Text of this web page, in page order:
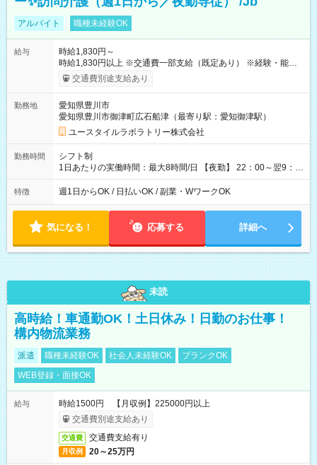
アルバイト 職種未経験OK
給与
時給1,830円～
時給1,830円以上 ※交通費一部支給（既定あり） ※経験・能力を
考慮して決定します 【収入例】 週1回勤務の場合：1,830円×8時
間×4回=5万8,560円 週3回勤務の場合：1,830円×8時間×12回
月 ※ 雇用形態と給与に、本採用時と異なる部分があります。 雇
用形態：本採用時と同じです。 給与：時給 1,570円以上
交通費別途支給あり
勤務地
愛知県豊川市
愛知県豊川市御津町広石船津（最寄り駅：愛知御津駅）
ユースタイルラボラトリー株式会社
勤務時間
シフト制
1日あたりの実働時間：最大8時間/日 【夜勤】 22：00～翌9：
00 ※週1日～OK ／ 夜勤専従 ＊＊ 勤務時間例 ＊＊ ■22時か
ら翌7時 ■23時から翌8時 ■24時から翌9時 など ※上記の時間
ます。 ※曜日固定（毎週同じ曜日での勤務となります）
特徴 週1日からOK / 日払いOK / 副業・WワークOK
気になる！ 応募する 詳細へ
未読
高時給！車通勤OK！土日休み！日勤のお仕事！
構内物流業務
派遣 職種未経験OK 社会人未経験OK
ブランクOK
WEB登録・面接OK
給与
時給1500円 【月収例】225000円以上
交通費別途支給あり
交通費 交通費支給有り
月収例 20～25万円